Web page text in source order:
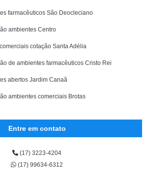
farmacêuticos São Deocleciano
ambientes Centro
cotação Santa Adélia
de ambientes farmacêuticos Cristo Rei
abertos Jardim Canaã
ambientes comerciais Brotas
Entre em contato
(17) 3223-4204
(17) 99634-6312